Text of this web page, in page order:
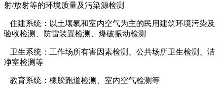
射/放射等的环境质量及污染源检测
住建系统：以土壤氡和室内空气为主的民用建筑环境污染及
验收检测、防雷装置检测、爆破振动检测
卫生系统：工作场所有害因素检测、公共场所卫生检测、洁
净室检测等
教育系统：橡胶跑道检测、室内空气检测等